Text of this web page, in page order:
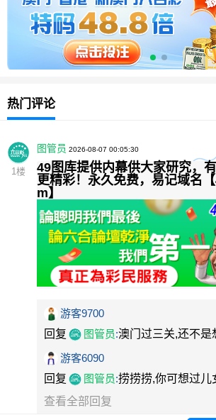
热门评论
1 楼
图管员 2026-08-07 00:05:30
49图库提供内幕供大家研究，
更精彩！永久免费，易记域名
m】
游客9700
回复
图管员:澳门过三关,还不是
游客6090
回复
图管员:捞捞捞,你可想过儿
查看全部回复